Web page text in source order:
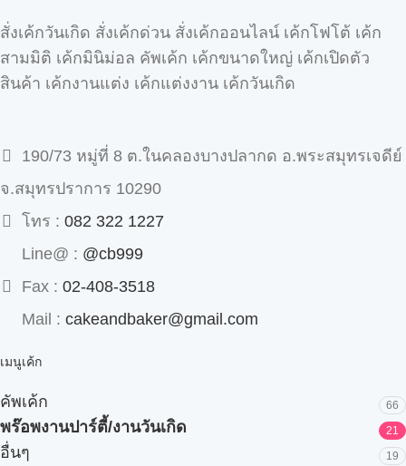
สั่งเค้กวันเกิด สั่งเค้กด่วน สั่งเค้กออนไลน์ เค้กโฟโต้ เค้ก
สามมิติ เค้กมินิม่อล คัพเค้ก เค้กขนาดใหญ่ เค้กเปิดตัว
สินค้า เค้กงานแต่ง เค้กแต่งงาน เค้กวันเกิด
190/73 หมู่ที่ 8 ต.ในคลองบางปลากด อ.พระสมุทรเจดีย์
จ.สมุทรปราการ 10290
โทร : 082 322 1227
Line@ : @cb999
Fax : 02-408-3518
Mail : cakeandbaker@gmail.com
เมนูเค้ก
คัพเค้ก 66
พร๊อพงานปาร์ตี้/งานวันเกิด 21
อื่นๆ 19